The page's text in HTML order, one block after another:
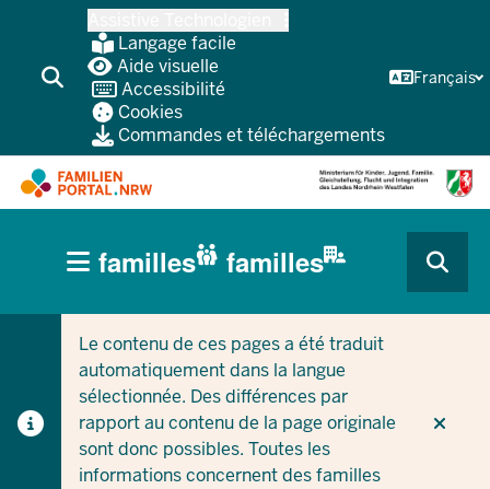
contenu
Langage facile
Aide visuelle
Accessibilité
Cookies
Commandes et téléchargements
Français
CURRENT SECTION POUR LES ENTREPRISES/
CURRENT SECTION POUR LES FAMILLES
HAUPTNAVIGATION
(BÜRGERBEREICH
familles familles
Le contenu de ces pages a été traduit
automatiquement dans la langue
sélectionnée. Des différences par
rapport au contenu de la page originale
sont donc possibles. Toutes les
informations concernent des familles